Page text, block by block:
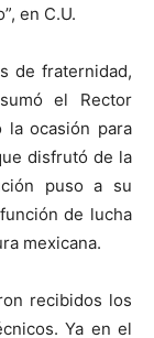
en C.U.
de fraternidad,
el Rector
la ocasión para
disfrutó de la
puso a su
de lucha
mexicana.
recibidos los
Ya en el